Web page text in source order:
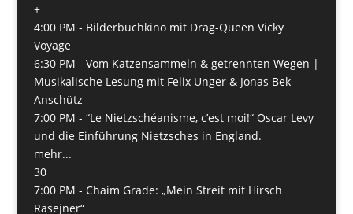
+
4:00 PM - Bilderbuchkino mit Drag-Queen Vicky
Voyage
6:30 PM - Vom Katzensammeln & getrennten Wegen |
Musikalische Lesung mit Felix Unger & Jonas Bek-
Anschütz
7:00 PM - “Le Nietzschéanisme, c’est moi!“ Oscar Levy
und die Einführung Nietzsches in England.
mehr...
30
7:00 PM - Chaim Grade: „Mein Streit mit Hirsch
Rasejner“